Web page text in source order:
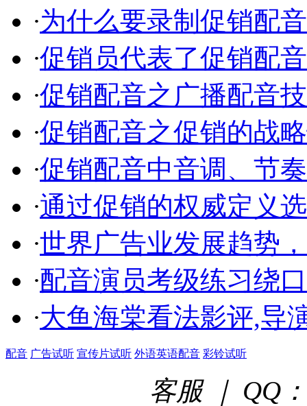
·为什么要录制促销配
·促销员代表了促销配
·促销配音之广播配音
·促销配音之促销的战
·促销配音中音调、节
·通过促销的权威定义
·世界广告业发展趋势
·配音演员考级练习绕
·大鱼海棠看法影评,导
配音 广告试听 宣传片试听 外语英语配音 彩铃试听
客服 ｜ QQ